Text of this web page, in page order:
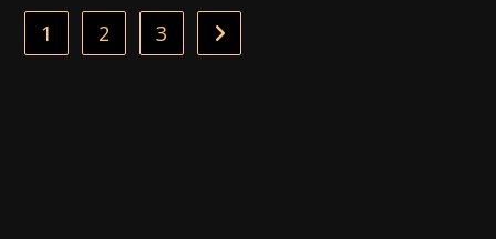
1 2 3